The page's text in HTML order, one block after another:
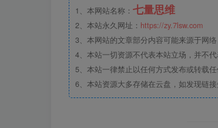
1、本网站名称： 七量思维
2、本站永久网址： https://zy.7lsw.com
3、本网站的文章部分内容可能来源于网
4、本站一切资源不代表本站立场，并不
5、本站一律禁止以任何方式发布或转载
6、本站资源大多存储在云盘，如发现链